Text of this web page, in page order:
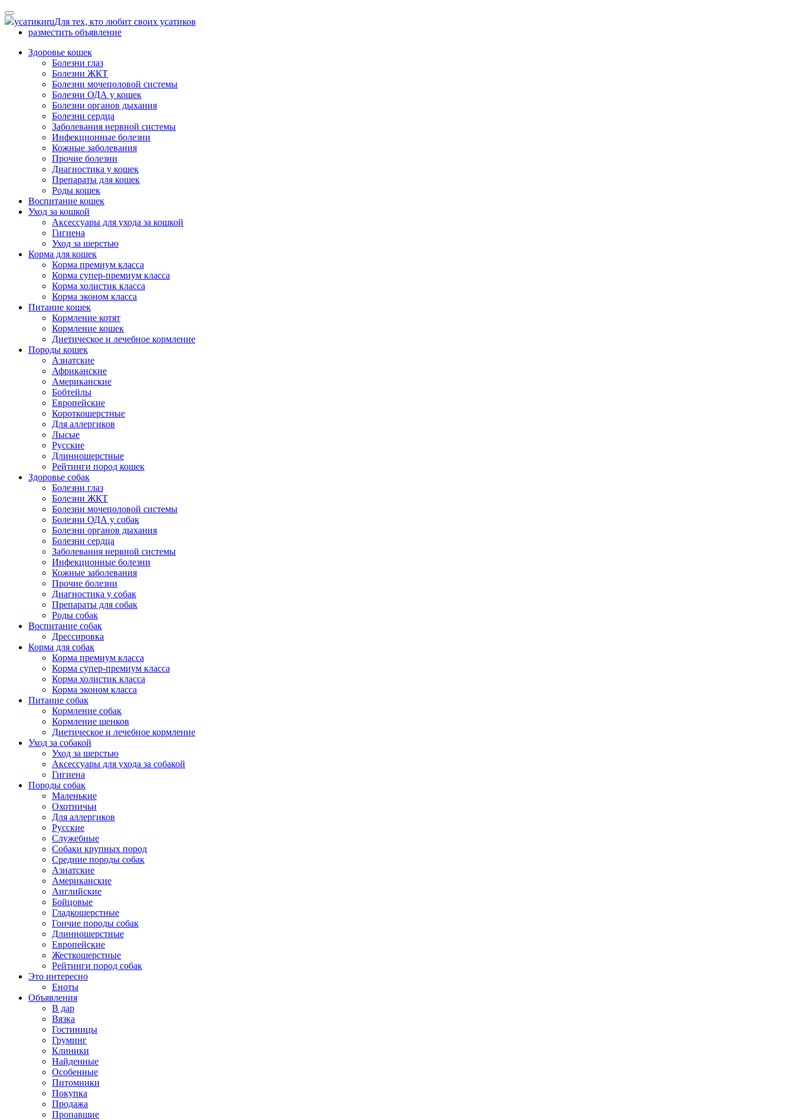
Skip
to
content
усатикиruДля тех, кто любит своих усатиков
разместить объявление
Здоровье кошек
Болезни глаз
Болезни ЖКТ
Болезни мочеполовой системы
Болезни ОДА у кошек
Болезни органов дыхания
Болезни сердца
Заболевания нервной системы
Инфекционные болезни
Кожные заболевания
Прочие болезни
Диагностика у кошек
Препараты для кошек
Роды кошек
Воспитание кошек
Уход за кошкой
Аксессуары для ухода за кошкой
Гигиена
Уход за шерстью
Корма для кошек
Корма премиум класса
Корма супер-премиум класса
Корма холистик класса
Корма эконом класса
Питание кошек
Кормление котят
Кормление кошек
Диетическое и лечебное кормление
Породы кошек
Азиатские
Африканские
Американские
Бобтейлы
Европейские
Короткошерстные
Для аллергиков
Лысые
Русские
Длинношерстные
Рейтинги пород кошек
Здоровье собак
Болезни глаз
Болезни ЖКТ
Болезни мочеполовой системы
Болезни ОДА у собак
Болезни органов дыхания
Болезни сердца
Заболевания нервной системы
Инфекционные болезни
Кожные заболевания
Прочие болезни
Диагностика у собак
Препараты для собак
Роды собак
Воспитание собак
Дрессировка
Корма для собак
Корма премиум класса
Корма супер-премиум класса
Корма холистик класса
Корма эконом класса
Питание собак
Кормление собак
Кормление щенков
Диетическое и лечебное кормление
Уход за собакой
Уход за шерстью
Аксессуары для ухода за собакой
Гигиена
Породы собак
Маленькие
Охотничьи
Для аллергиков
Русские
Служебные
Собаки крупных пород
Средние породы собак
Азиатские
Американские
Английские
Бойцовые
Гладкошерстные
Гончие породы собак
Длинношерстные
Европейские
Жесткошерстные
Рейтинги пород собак
Это интересно
Еноты
Объявления
В дар
Вязка
Гостиницы
Груминг
Клиники
Найденные
Особенные
Питомники
Покупка
Продажа
Пропавшие